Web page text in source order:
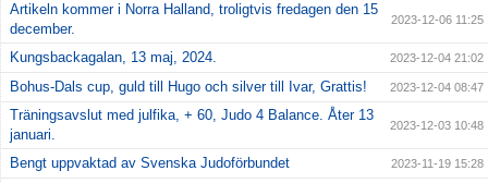
Artikeln kommer i Norra Halland, troligtvis fredagen den 15
december.
2023-12-06 11:25
Kungsbackagalan, 13 maj, 2024. 2023-12-04 21:02
Bohus-Dals cup, guld till Hugo och silver till Ivar, Grattis! 2023-12-04 08:47
Träningsavslut med julfika, + 60, Judo 4 Balance. Åter 13
januari.
2023-12-03 10:48
Bengt uppvaktad av Svenska Judoförbundet 2023-11-19 15:28